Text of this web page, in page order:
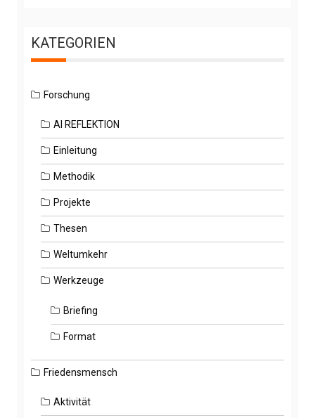
KATEGORIEN
Forschung
AI REFLEKTION
Einleitung
Methodik
Projekte
Thesen
Weltumkehr
Werkzeuge
Briefing
Format
Friedensmensch
Aktivität